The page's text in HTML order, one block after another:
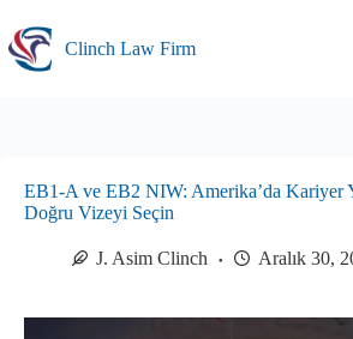
content
Clinch Law Firm
EB1-A ve EB2 NIW: Amerika’da Kariyer
Doğru Vizeyi Seçin
J. Asim Clinch Aralık 30,